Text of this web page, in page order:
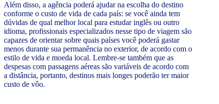
Além disso, a agência poderá ajudar na escolha do destino
conforme o custo de vida de cada país: se você ainda tem
dúvidas de qual melhor local para estudar inglês ou outro
idioma, profissionais especializados nesse tipo de viagem são
capazes de orientar sobre quais países você poderá gastar
menos durante sua permanência no exterior, de acordo com o
estilo de vida e moeda local. Lembre-se também que as
despesas com passagens aéreas são variáveis de acordo com
a distância, portanto, destinos mais longes poderão ter maior
custo de vôo.